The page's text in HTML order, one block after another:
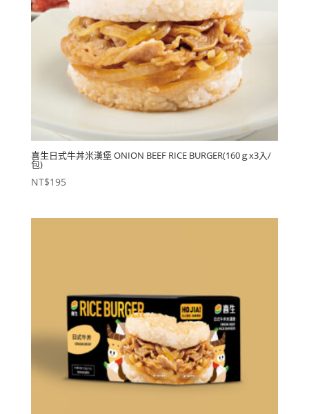
喜生日式牛丼米漢堡 ONION BEEF RICE BURGER(160ｇx3入/
包)
NT$195